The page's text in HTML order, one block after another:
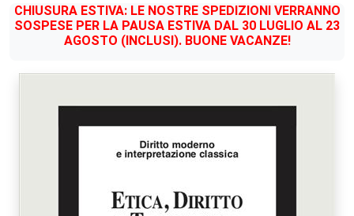
CHIUSURA ESTIVA: LE NOSTRE SPEDIZIONI VERRANNO
SOSPESE PER LA PAUSA ESTIVA DAL 30 LUGLIO AL 23
AGOSTO (INCLUSI). BUONE VACANZE!